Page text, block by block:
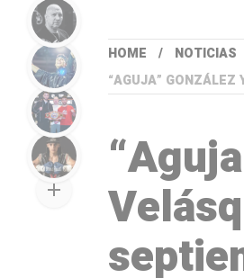
HOME
NOTICIAS
“AGUJA” GONZÁLEZ